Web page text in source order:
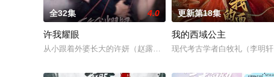
全32集 4.0
许我耀眼
从小跟着外婆长大的许妍（赵露思 饰）与父母有心结，只有外婆
更新第18集
我的西域公主
现代考古学者白牧礼（李明